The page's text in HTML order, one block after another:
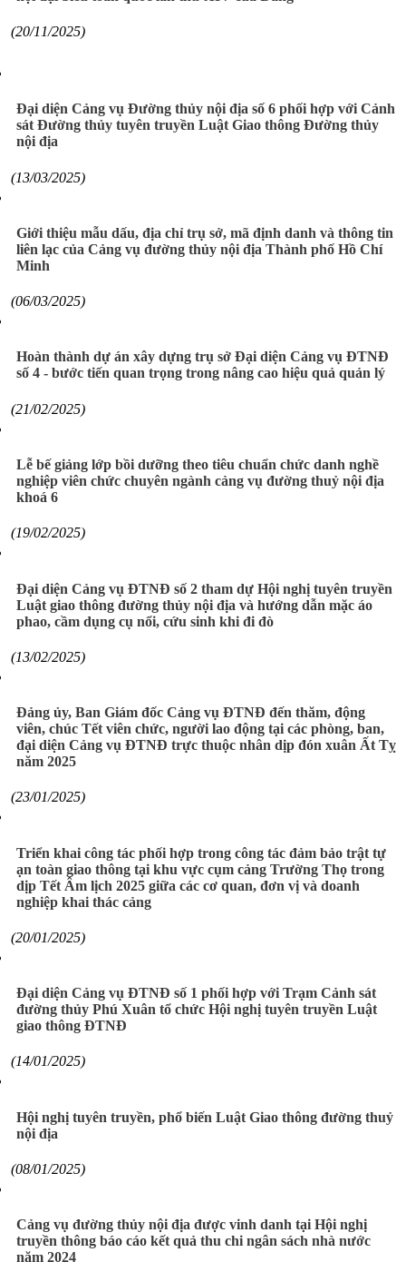
(20/11/2025)
Đại diện Cảng vụ Đường thủy nội địa số 6 phối hợp với Cảnh
sát Đường thủy tuyên truyền Luật Giao thông Đường thủy
nội địa
(13/03/2025)
Giới thiệu mẫu dấu, địa chỉ trụ sở, mã định danh và thông tin
liên lạc của Cảng vụ đường thủy nội địa Thành phố Hồ Chí
Minh
(06/03/2025)
Hoàn thành dự án xây dựng trụ sở Đại diện Cảng vụ ĐTNĐ
số 4 - bước tiến quan trọng trong nâng cao hiệu quả quản lý
(21/02/2025)
Lễ bế giảng lớp bồi dưỡng theo tiêu chuẩn chức danh nghề
nghiệp viên chức chuyên ngành cảng vụ đường thuỷ nội địa
khoá 6
(19/02/2025)
Đại diện Cảng vụ ĐTNĐ số 2 tham dự Hội nghị tuyên truyền
Luật giao thông đường thủy nội địa và hướng dẫn mặc áo
phao, cầm dụng cụ nổi, cứu sinh khi đi đò
(13/02/2025)
Đảng ủy, Ban Giám đốc Cảng vụ ĐTNĐ đến thăm, động
viên, chúc Tết viên chức, người lao động tại các phòng, ban,
đại diện Cảng vụ ĐTNĐ trực thuộc nhân dịp đón xuân Ất Tỵ
năm 2025
(23/01/2025)
Triển khai công tác phối hợp trong công tác đảm bảo trật tự
ạn toàn giao thông tại khu vực cụm cảng Trường Thọ trong
dịp Tết Âm lịch 2025 giữa các cơ quan, đơn vị và doanh
nghiệp khai thác cảng
(20/01/2025)
Đại diện Cảng vụ ĐTNĐ số 1 phối hợp với Trạm Cảnh sát
đường thủy Phú Xuân tổ chức Hội nghị tuyên truyền Luật
giao thông ĐTNĐ
(14/01/2025)
Hội nghị tuyên truyền, phổ biến Luật Giao thông đường thuỷ
nội địa
(08/01/2025)
Cảng vụ đường thủy nội địa được vinh danh tại Hội nghị
truyền thông báo cáo kết quả thu chi ngân sách nhà nước
năm 2024